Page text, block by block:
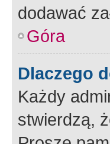
dodawać
Góra
Dlaczego
Każdy
stwierdzą,